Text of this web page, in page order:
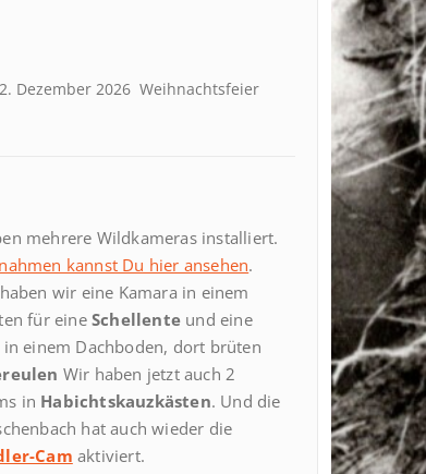
Dezember 2026 Weihnachtsfeier
mehrere Wildkameras installiert.
kannst Du hier ansehen.
wir eine Kamara in einem
für eine Schellente und eine
einem Dachboden, dort brüten
Wir haben jetzt auch 2
in Habichtskauzkästen. Und die
hat auch wieder die
Cam aktiviert.